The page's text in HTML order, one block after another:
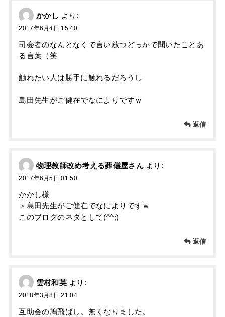
かかし より:
2017年6月4日 15:40
司会者のなんとなくで言い放つどっかで聞いたことあ
る言葉（笑
触れたい人は勝手に触れるだろうし
島田先生がご健在でなによりですｗ
返信
物理教師改め考える葬儀屋さん より:
2017年6月5日 01:50
かかし様
＞島田先生がご健在でなによりですｗ
このブログのネタとして(^^;)
返信
雲村和英 より:
2018年3月8日 21:04
互助会の鳩飛ばし。無くなりました。